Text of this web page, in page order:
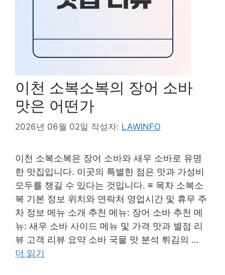
이천 소복소복의 장어 소바
맛은 어떤가
2026년 06월 02일 작성자: LAWINFO
이천 소복소복은 장어 소바와 새우 소바로 유명
한 맛집입니다. 이곳의 특별한 점은 맛과 가성비
모두를 챙길 수 있다는 것입니다. ≡ 목차 소복소
복 기본 정보 위치와 연락처 영업시간 및 휴무 주
차 정보 메뉴 소개 추천 메뉴: 장어 소바 추천 메
뉴: 새우 소바 사이드 메뉴 및 가격 맛과 별점 리
뷰 고객 리뷰 요약 소바 국물 맛 분석 튀김의 …
더 읽기